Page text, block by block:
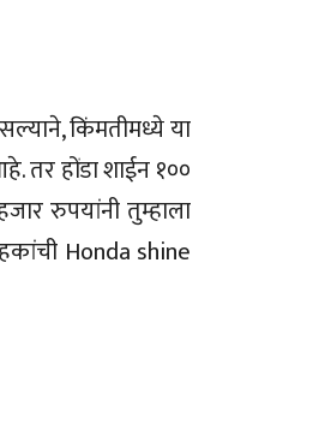
किंमतीमध्ये या
तर होंडा शाईन १००
रुपयांनी तुम्हाला
Honda shine